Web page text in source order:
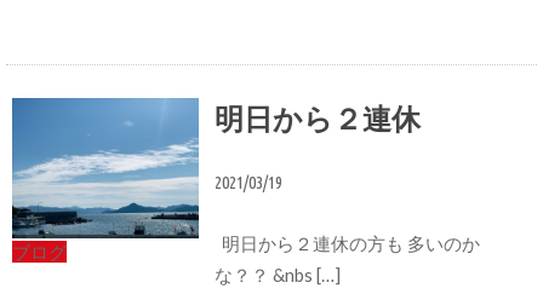
ブログ
明日から２連休
2021/03/19
明日から２連休の方も 多いのか
な？？ &nbs […]